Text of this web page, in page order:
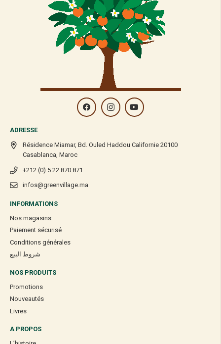
ADRESSE
Résidence Miamar, Bd. Ouled Haddou Californie 20100
Casablanca, Maroc
+212 (0) 5 22 870 871
infos@greenvillage.ma
INFORMATIONS
Nos magasins
Paiement sécurisé
Conditions générales
شروط البيع
NOS PRODUITS
Promotions
Nouveautés
Livres
A PROPOS